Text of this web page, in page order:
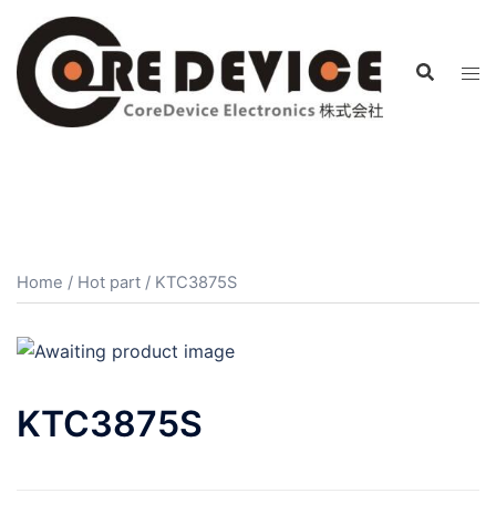
Home / Hot part / KTC3875S
KTC3875S